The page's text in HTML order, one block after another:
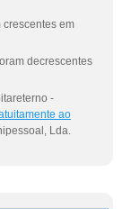
em
decrescentes
-
ao
Lda.